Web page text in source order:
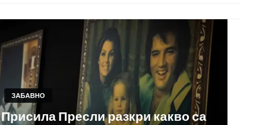
ЗАБАВНО
Присила Пресли разкри какво са